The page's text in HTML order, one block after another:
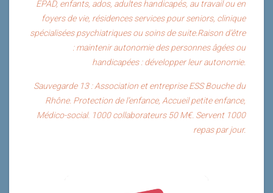
EPÄD, enfants, ados, adultes handicapés, au travail ou en
foyers de vie, résidences services pour seniors, clinique
spécialisées psychiatriques ou soins de suite.Raison d’être
: maintenir autonomie des personnes âgées ou
handicapées : développer leur autonomie.
Sauvegarde 13 : Association et entreprise ESS Bouche du
Rhône. Protection de l’enfance, Accueil petite enfance,
Médico-social. 1000 collaborateurs 50 M€. Servent 1000
repas par jour.